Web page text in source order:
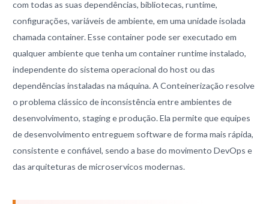
com todas as suas dependências, bibliotecas, runtime,
configurações, variáveis de ambiente, em uma unidade isolada
chamada container. Esse container pode ser executado em
qualquer ambiente que tenha um container runtime instalado,
independente do sistema operacional do host ou das
dependências instaladas na máquina. A Conteinerização resolve
o problema clássico de inconsistência entre ambientes de
desenvolvimento, staging e produção. Ela permite que equipes
de desenvolvimento entreguem software de forma mais rápida,
consistente e confiável, sendo a base do movimento DevOps e
das arquiteturas de microservicos modernas.